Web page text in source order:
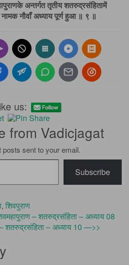
अन्तर्गत तृतीय शतरुद्रसंहितामें
नामक नौवाँ अध्याय पूर्ण हुआ ॥ ९ ॥
us:
from Vadicjagat
sent to your email.
Subscribe
, शिवपुराण
– शतरुद्रसंहिता – अध्याय 08
शतरुद्रसंहिता – अध्याय 10 —>>